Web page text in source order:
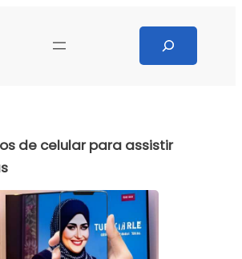
de celular para assistir